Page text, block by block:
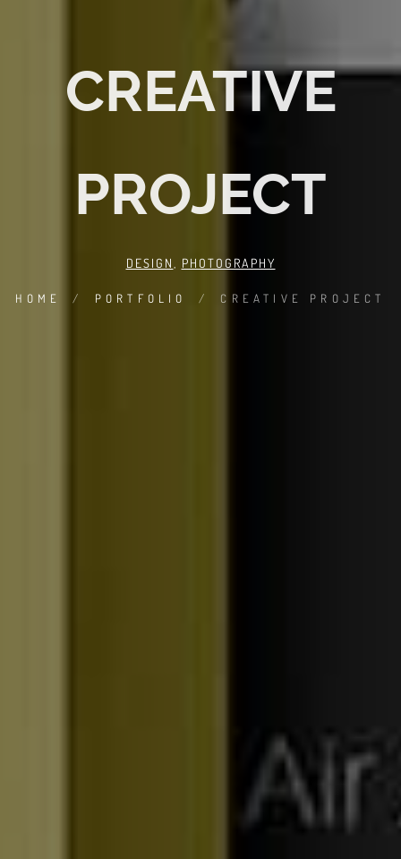
CREATIVE
PROJECT
DESIGN PHOTOGRAPHY
HOME / PORTFOLIO / CREATIVE PROJECT